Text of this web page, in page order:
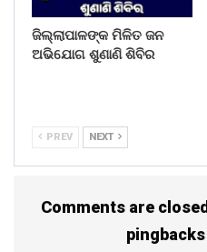
ଜିଲ୍ଲାପାଳଙ୍କ ମିଳିତ ଜନ
ଅଭିଯୋଗ ଶୁଣାଣି ଶିବିର
PREV NEXT
Comments are